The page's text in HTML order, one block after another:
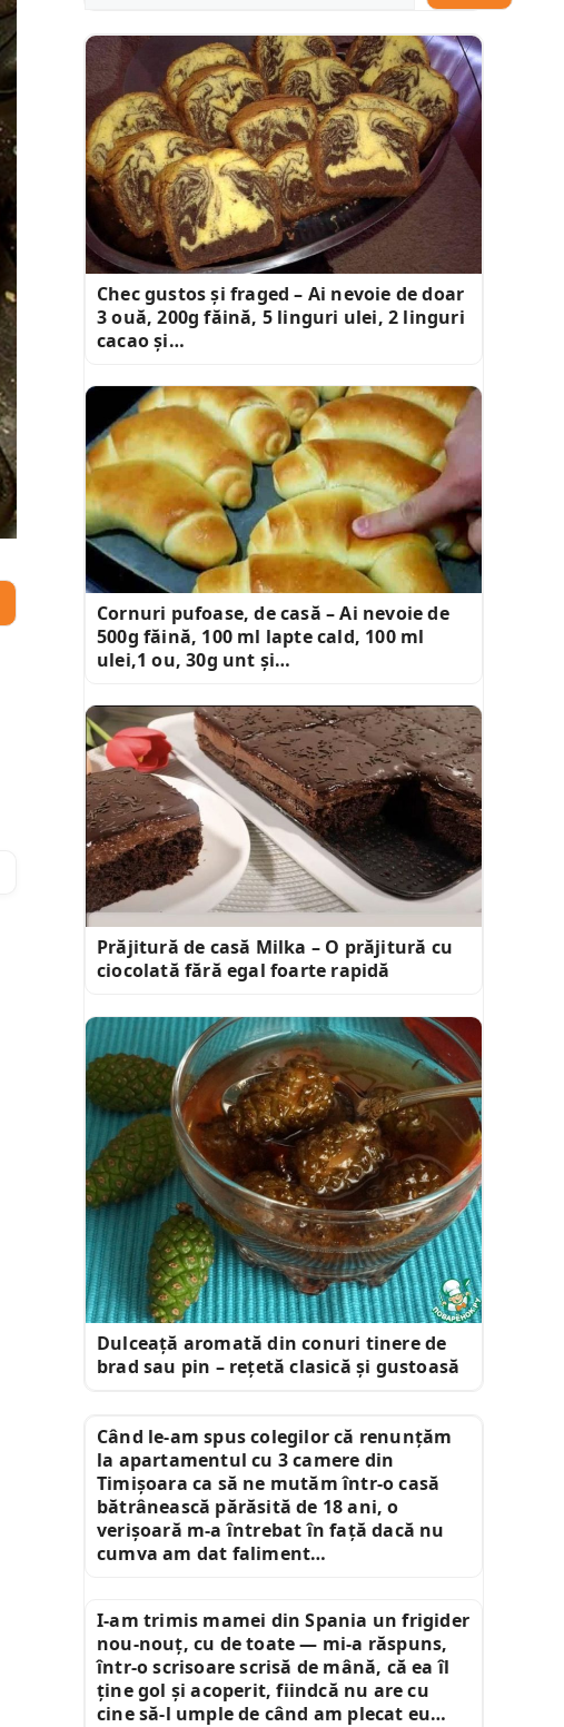
Chec gustos și fraged – Ai nevoie de doar
3 ouă, 200g făină, 5 linguri ulei, 2 linguri
cacao și…
Cornuri pufoase, de casă – Ai nevoie de
500g făină, 100 ml lapte cald, 100 ml
ulei,1 ou, 30g unt și…
Prăjitură de casă Milka – O prăjitură cu
ciocolată fără egal foarte rapidă
Dulceață aromată din conuri tinere de
brad sau pin – rețetă clasică și gustoasă
Când le-am spus colegilor că renunțăm
la apartamentul cu 3 camere din
Timișoara ca să ne mutăm într-o casă
bătrânească părăsită de 18 ani, o
verișoară m-a întrebat în față dacă nu
cumva am dat faliment…
I-am trimis mamei din Spania un frigider
nou-nouț, cu de toate — mi-a răspuns,
într-o scrisoare scrisă de mână, că ea îl
ține gol și acoperit, fiindcă nu are cu
cine să-l umple de când am plecat eu…